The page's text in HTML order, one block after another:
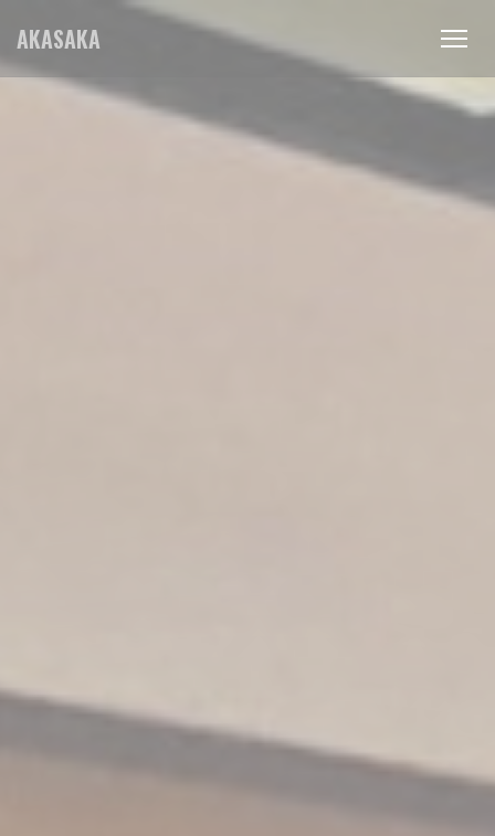
Panel pro správu cookies
AKASAKA